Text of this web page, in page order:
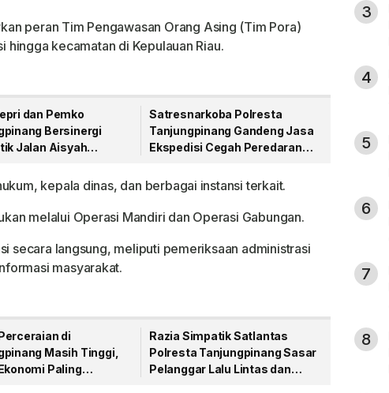
peran Tim Pengawasan Orang Asing (Tim Pora)
kecamatan di Kepulauan Riau.
dan Pemko
Bersinergi
Jalan Aisyah
Satresnarkoba Polresta
Tanjungpinang Gandeng Jasa
Ekspedisi Cegah Peredaran
kepala dinas, dan berbagai instansi terkait.
melalui Operasi Mandiri dan Operasi Gabungan.
secara langsung, meliputi pemeriksaan administrasi
masyarakat.
di
Masih Tinggi,
Paling
Razia Simpatik Satlantas
Polresta Tanjungpinang Sasar
Pelanggar Lalu Lintas dan
3
4
5
6
7
8